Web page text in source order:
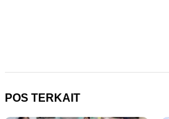
POS TERKAIT